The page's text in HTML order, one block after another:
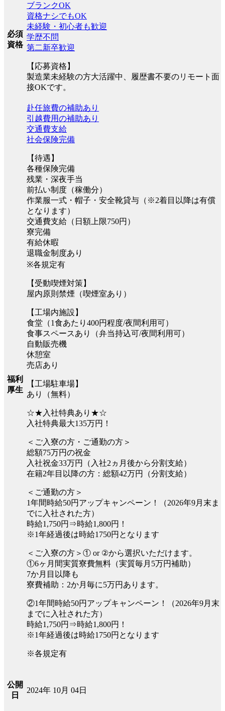
必須
資格
ブランクOK
資格ナシでもOK
未経験・初心者も歓迎
学歴不問
第二新卒歓迎
【応募資格】
製造業未経験の方大活躍中、履歴書不要のリモート面
接OKです。
福利
厚生
赴任旅費の補助あり
引越費用の補助あり
交通費支給
社会保険完備
【待遇】
各種保険完備
残業・深夜手当
前払い制度（稼働分）
作業服一式・帽子・安全靴貸与（※2着目以降は有償
となります）
交通費支給（日額上限750円）
寮完備
有給休暇
退職金制度あり
※各規定有
【受動喫煙対策】
屋内原則禁煙（喫煙室あり）
【工場内施設】
食堂（1食あたり400円程度/夜間利用可）
食事スペースあり（弁当持込可/夜間利用可）
自動販売機
休憩室
売店あり
【工場駐車場】
あり（無料）
☆★入社特典あり★☆
入社特典最大135万円！
＜ご入寮の方・ご通勤の方＞
総額75万円の祝金
入社祝金33万円（入社2ヵ月後から分割支給）
在籍2年目以降の方：総額42万円（分割支給）
＜ご通勤の方＞
1年間時給50円アップキャンペーン！（2026年9月末ま
でに入社された方）
時給1,750円⇒時給1,800円！
※1年経過後は時給1750円となります
＜ご入寮の方＞① or ②から選択いただけます。
①6ヶ月間実質寮費無料（実質毎月5万円補助）
7か月目以降も
寮費補助：2か月毎に5万円あります。
②1年間時給50円アップキャンペーン！（2026年9月末
までに入社された方）
時給1,750円⇒時給1,800円！
※1年経過後は時給1750円となります
※各規定有
公開
日
2024年 10月 04日